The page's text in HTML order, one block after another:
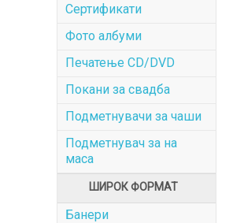
Сертификати
Фото албуми
Печатење CD/DVD
Покани за свадба
Подметнувачи за чаши
Подметнувач за на
маса
ШИРОК ФОРМАТ
Банери